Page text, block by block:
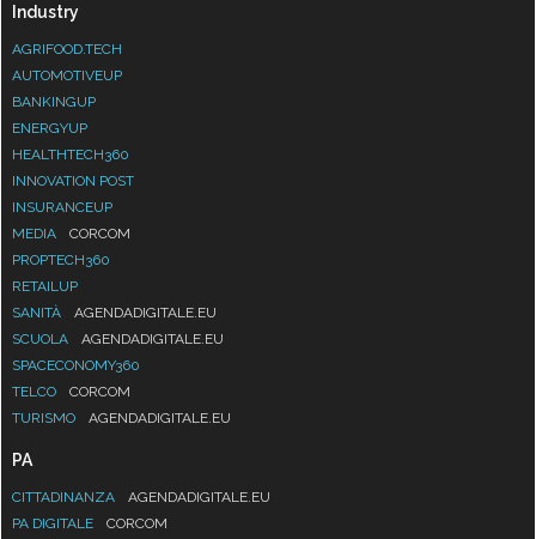
Industry
AGRIFOOD.TECH
AUTOMOTIVEUP
BANKINGUP
ENERGYUP
HEALTHTECH360
INNOVATION POST
INSURANCEUP
MEDIA
CORCOM
PROPTECH360
RETAILUP
SANITÀ
AGENDADIGITALE.EU
SCUOLA
AGENDADIGITALE.EU
SPACECONOMY360
TELCO
CORCOM
TURISMO
AGENDADIGITALE.EU
PA
CITTADINANZA
AGENDADIGITALE.EU
PA DIGITALE
CORCOM